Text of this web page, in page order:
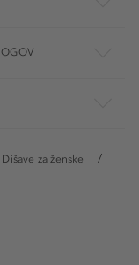
Dišave za ženske